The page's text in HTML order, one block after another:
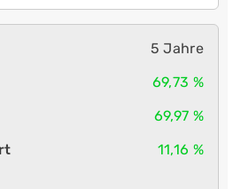
5 Jahre
69,73 %
69,97 %
11,16 %